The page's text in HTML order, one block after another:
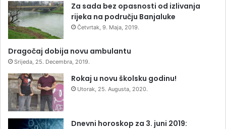
Za sada bez opasnosti od izlivanja
rijeka na području Banjaluke
Četvrtak, 9. Maja, 2019.
Dragočaj dobija novu ambulantu
Srijeda, 25. Decembra, 2019.
Rokaj u novu školsku godinu!
Utorak, 25. Augusta, 2020.
Dnevni horoskop za 3. juni 2019: